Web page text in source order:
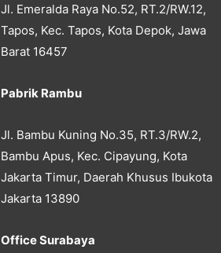
Jl. Emeralda Raya No.52, RT.2/RW.12,
Tapos, Kec. Tapos, Kota Depok, Jawa
Barat 16457
Pabrik Rambu
Jl. Bambu Kuning No.35, RT.3/RW.2,
Bambu Apus, Kec. Cipayung, Kota
Jakarta Timur, Daerah Khusus Ibukota
Jakarta 13890
Office Surabaya